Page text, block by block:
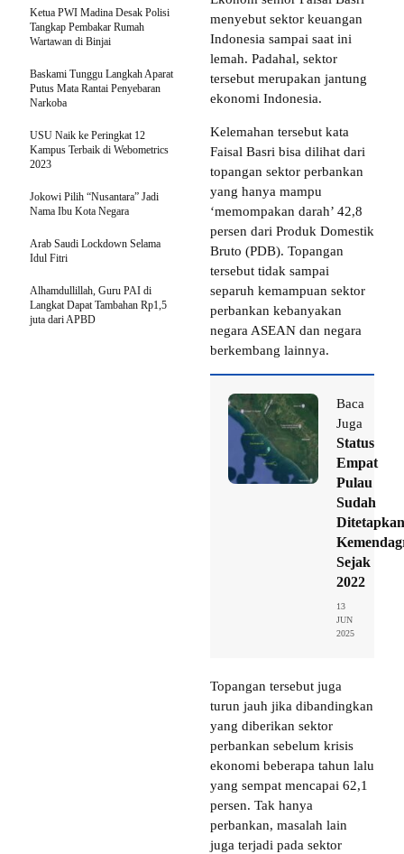
menyebut sektor keuangan
Indonesia sampai saat ini
lemah. Padahal, sektor
tersebut merupakan jantung
ekonomi Indonesia.
Kelemahan tersebut kata
Faisal Basri bisa dilihat dari
topangan sektor perbankan
yang hanya mampu
‘memompakan darah’ 42,8
persen dari Produk Domestik
Bruto (PDB). Topangan
tersebut tidak sampai
separuh kemampuan sektor
perbankan kebanyakan
negara ASEAN dan negara
berkembang lainnya.
Baca
Juga
Status
Empat
Pulau
Sudah
Ditetapkan
Sejak
2022
13
JUN
2025
Topangan tersebut juga
turun jauh jika dibandingkan
yang diberikan sektor
perbankan sebelum krisis
ekonomi beberapa tahun lalu
yang sempat mencapai 62,1
persen. Tak hanya
perbankan, masalah lain
juga terjadi pada sektor
Ketua PWI Madina Desak Polisi
Tangkap Pembakar Rumah
Wartawan di Binjai
Baskami Tunggu Langkah Aparat
Putus Mata Rantai Penyebaran
Narkoba
USU Naik ke Peringkat 12
Kampus Terbaik di Webometrics
2023
Jokowi Pilih “Nusantara” Jadi
Nama Ibu Kota Negara
Arab Saudi Lockdown Selama
Idul Fitri
Alhamdullillah, Guru PAI di
Langkat Dapat Tambahan Rp1,5
juta dari APBD